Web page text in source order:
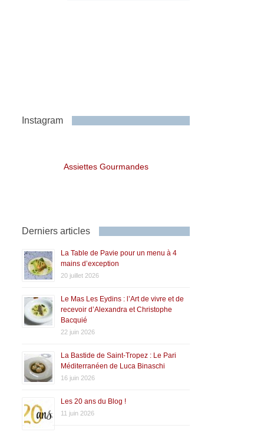
Instagram
Assiettes Gourmandes
Derniers articles
La Table de Pavie pour un menu à 4
mains d’exception
20 juillet 2026
Le Mas Les Eydins : l’Art de vivre et de
recevoir d’Alexandra et Christophe
Bacquié
22 juin 2026
La Bastide de Saint-Tropez : Le Pari
Méditerranéen de Luca Binaschi
16 juin 2026
Les 20 ans du Blog !
11 juin 2026